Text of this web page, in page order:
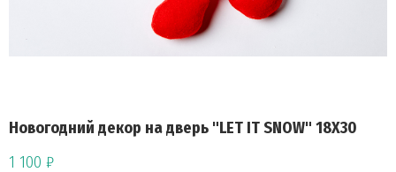
Новогодний декор на дверь "LET IT SNOW" 18X30
1 100 ₽